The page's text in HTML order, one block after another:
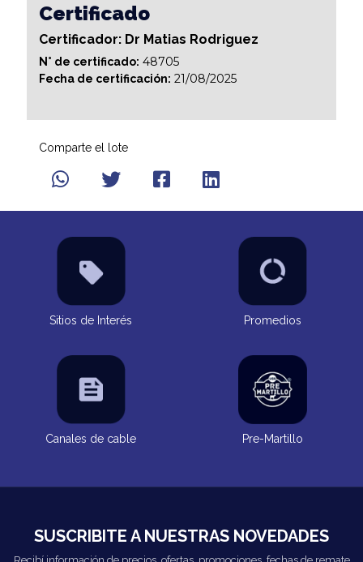
Certificado
Certificador: Dr Matias Rodriguez
N° de certificado: 48705
Fecha de certificación: 21/08/2025
Comparte el lote
Sitios de Interés Promedios
Canales de cable Pre-Martillo
SUSCRIBITE A NUESTRAS NOVEDADES